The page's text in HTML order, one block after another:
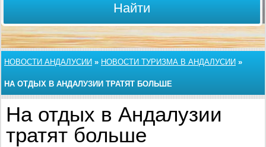
Найти
НОВОСТИ АНДАЛУСИИ » НОВОСТИ ТУРИЗМА В АНДАЛУСИИ »
НА ОТДЫХ В АНДАЛУЗИИ ТРАТЯТ БОЛЬШЕ
На отдых в Андалузии
тратят больше